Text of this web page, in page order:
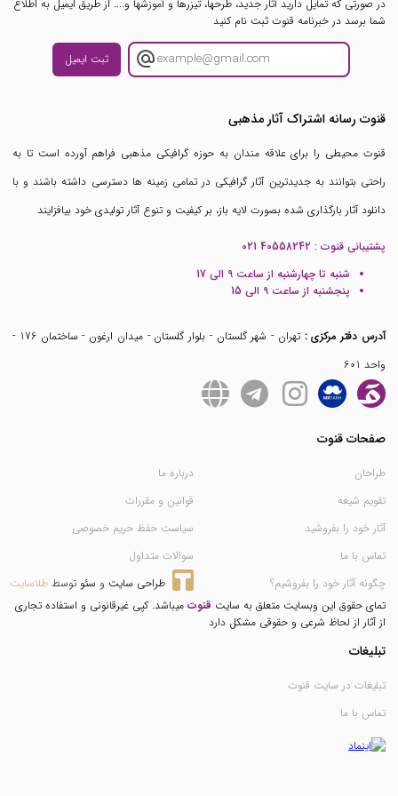
در صورتی که تمایل دارید آثار جدید، طرحها، تیزرها و آموزشها و.... از طریق ایمیل به اطلاع
شما برسد در خبرنامه قنوت ثبت نام کنید
ثبت ایمیل
قنوت رسانه اشتراک آثار مذهبی
قنوت محیطی را برای علاقه مندان به حوزه گرافیکی مذهبی فراهم آورده است تا به
راحتی بتوانند به جدیدترین آثار گرافیکی در تمامی زمینه ها دسترسی داشته باشند و با
دانلود آثار بارگذاری شده بصورت لایه باز، بر کیفیت و تنوع آثار تولیدی خود بیافزایند
پشتیبانی قنوت : 021 40558242
شنبه تا چهارشنبه از ساعت 9 الی 17
پنجشنبه از ساعت 9 الی 15
آدرس دفتر مرکزی :
تهران - شهر گلستان - بلوار گلستان - میدان ارغون - ساختمان 176 -
واحد 601
صفحات قنوت
طراحان
تقویم شیعه
آثار خود را بفروشید
تماس با ما
چگونه آثار خود را بفروشیم؟
درباره ما
قوانین و مقررات
سیاست حفظ حریم خصوصی
سوالات متداول
طراحی سایت و سئو توسط طلاسایت
تمای حقوق این وبسایت متعلق به سایت قنوت میباشد. کپی غیرقانونی و استفاده تجاری
از آثار از لحاظ شرعی و حقوقی مشکل دارد
تبلیغات
تبلیغات در سایت قنوت
تماس با ما